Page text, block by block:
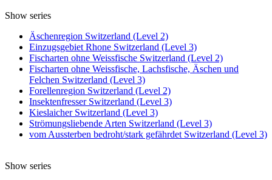
Show series
Äschenregion Switzerland (Level 2)
Einzugsgebiet Rhone Switzerland (Level 3)
Fischarten ohne Weissfische Switzerland (Level 2)
Fischarten ohne Weissfische, Lachsfische, Äschen und
Felchen Switzerland (Level 3)
Forellenregion Switzerland (Level 2)
Insektenfresser Switzerland (Level 3)
Kieslaicher Switzerland (Level 3)
Strömungsliebende Arten Switzerland (Level 3)
vom Aussterben bedroht/stark gefährdet Switzerland (Level 3)
Show series